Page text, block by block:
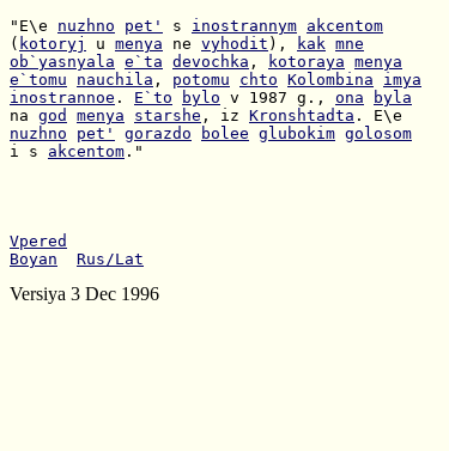
"E\e nuzhno pet' s inostrannym akcentom
( kotoryj u menya ne vyhodit ), kak mne
ob`yasnyala e`ta devochka , kotoraya menya
e`tomu
nauchila , potomu chto Kolombina
imya
inostrannoe . E`to bylo v 1987 g., ona
byla
na god menya starshe , iz Kronshtadta
nuzhno
pet' gorazdo bolee glubokim golosom
i s akcentom ."
Vpered
Boyan
Rus/Lat
Versiya 3 Dec 1996